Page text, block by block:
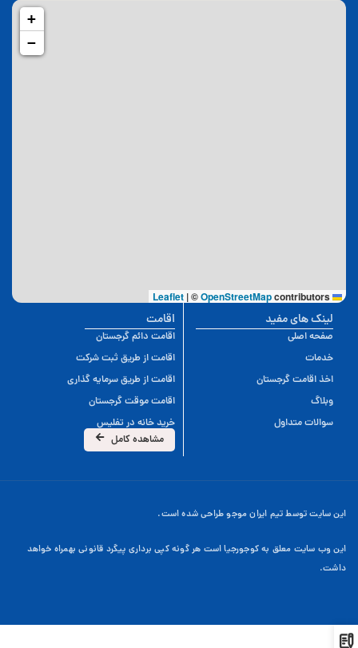
+
−
Leaflet
|©OpenStreetMapcontributors
اقامت
اقامت دائم گرجستان
اقامت از طریق ثبت شرکت
اقامت از طریق سرمایه گذاری
اقامت موقت گرجستان
خرید خانه در تفلیس
مشاهده کامل
لینک های مفید
صفحه اصلی
خدمات
اخذ اقامت گرجستان
وبلاگ
سوالات متداول
این سایت توسط تیم ایران موجو طراحی شده است.
این وب سایت معلق به کوجورجیا است هر گونه کپی برداری پیگرد قانونی بهمراه خواهد
داشت.